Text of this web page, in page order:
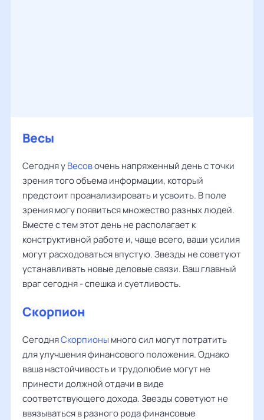
Весы
Сегодня уВесовочень напряженный день с точки
зрения того объема информации, который
предстоит проанализировать и усвоить. В поле
зрения могу появиться множество разных людей.
Вместе с тем этот день не располагает к
конструктивной работе и, чаще всего, ваши усилия
могут расходоваться впустую. Звезды не советуют
устанавливать новые деловые связи. Ваш главный
враг сегодня - спешка и суетливость.
Скорпион
СегодняСкорпионы много сил могут потратить
для улучшения финансового положения. Однако
ваша настойчивость и трудолюбие могут не
принести должной отдачи в виде
соответствующего дохода. Звезды советуют не
ввязываться в разного рода финансовые